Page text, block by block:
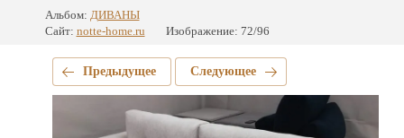
Альбом: ДИВАНЫ
Сайт: notte-home.ru Изображение: 72/96
Предыдущее Следующее